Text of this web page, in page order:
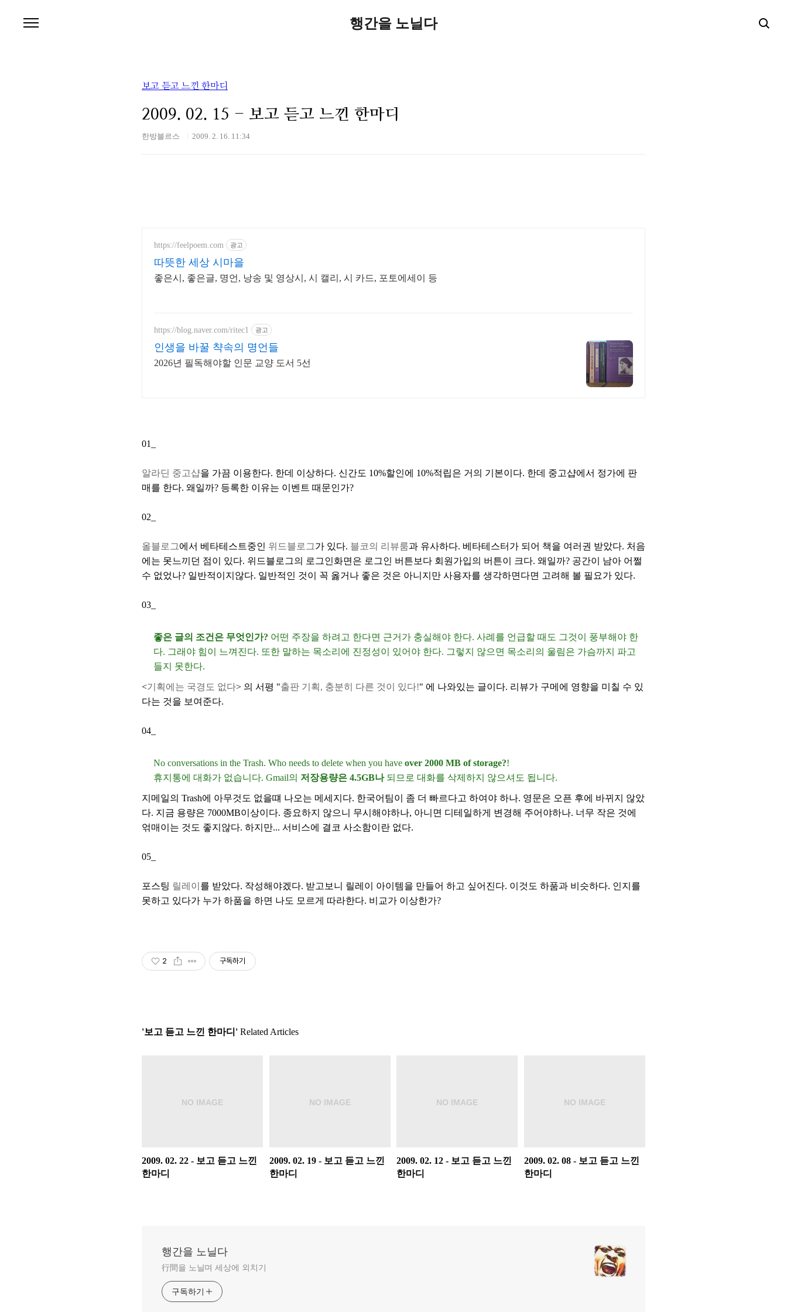
행간을 노닐다
보고 듣고 느낀 한마디
2009. 02. 15 - 보고 듣고 느낀 한마디
한방블르스 2009. 2. 16. 11:34
https://feelpoem.com 광고
따뜻한 세상 시마을
좋은시, 좋은글, 명언, 낭송 및 영상시, 시 캘리, 시 카드, 포토에세이 등
https://blog.naver.com/ritec1 광고
인생을 바꿀 챡속의 명언들
2026년 필독해야할 인문 교양 도서 5선
01_
알라딘 중고샵을 가끔 이용한다. 한데 이상하다. 신간도 10%할인에 10%적립은 거의 기본이다. 한데 중고샵에서 정가에 판
매를 한다. 왜일까? 등록한 이유는 이벤트 때문인가?
02_
올블로그에서 베타테스트중인 위드블로그가 있다. 블코의 리뷰룸과 유사하다. 베타테스터가 되어 책을 여러권 받았다. 처음
에는 못느끼던 점이 있다. 위드블로그의 로그인화면은 로그인 버튼보다 회원가입의 버튼이 크다. 왜일까? 공간이 남아 어쩔
수 없었나? 일반적이지않다. 일반적인 것이 꼭 옳거나 좋은 것은 아니지만 사용자를 생각하면다면 고려해 볼 필요가 있다.
03_
좋은 글의 조건은 무엇인가? 어떤 주장을 하려고 한다면 근거가 충실해야 한다. 사례를 언급할 때도 그것이 풍부해야 한
다. 그래야 힘이 느껴진다. 또한 말하는 목소리에 진정성이 있어야 한다. 그렇지 않으면 목소리의 울림은 가슴까지 파고
들지 못한다.
<기획에는 국경도 없다> 의 서평 "출판 기획, 충분히 다른 것이 있다!" 에 나와있는 글이다. 리뷰가 구메에 영향을 미칠 수 있
다는 것을 보여준다.
04_
No conversations in the Trash. Who needs to delete when you have over 2000 MB of storage?!
휴지통에 대화가 없습니다. Gmail의 저장용량은 4.5GB나되므로 대화를 삭제하지 않으셔도 됩니다.
지메일의 Trash에 아무것도 없을떄 나오는 메세지다. 한국어팀이 좀 더 빠르다고 하여야 하나. 영문은 오픈 후에 바뀌지 않았
다. 지금 용량은 7000MB이상이다. 종요하지 않으니 무시해야하나, 아니면 디테일하게 변경해 주어야하나. 너무 작은 것에
얶매이는 것도 좋지않다. 하지만... 서비스에 결코 사소함이란 없다.
05_
포스팅 릴레이 를 받았다. 작성해야겠다. 받고보니 릴레이 아이템을 만들어 하고 싶어진다. 이것도 하품과 비슷하다. 인지를
못하고 있다가 누가 하품을 하면 나도 모르게 따라한다. 비교가 이상한가?
2 구독하기
'보고 듣고 느낀 한마디' Related Articles
2009. 02. 22 - 보고 듣고 느낀
한마디
2009. 02. 19 - 보고 듣고 느낀
한마디
2009. 02. 12 - 보고 듣고 느낀
한마디
2009. 02. 08 - 보고 듣고 느낀
한마디
행간을 노닐다
行間을 노닐며 세상에 외치기
구독하기